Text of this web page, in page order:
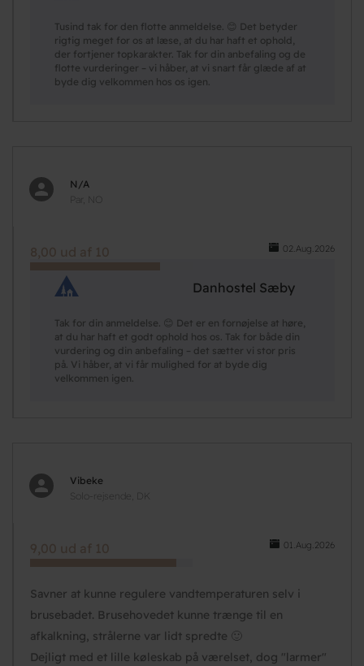
Tusind tak for den flotte anmeldelse. 😊 Det betyder
rigtig meget for os at læse, at du har haft et ophold,
der fortjener topkarakter. Tak for din anbefaling og de
flotte vurderinger – vi håber, at vi snart får glæde af at
byde dig velkommen hos os igen.
N/A
Par, NO
02.Aug.2026
8,00 ud af 10
Danhostel Sæby
Tak for din anmeldelse. 😊 Det er en fornøjelse at høre,
at du har haft et godt ophold hos os. Tak for både din
vurdering og din anbefaling – det sætter vi stor pris
på. Vi håber, at vi får mulighed for at byde dig
velkommen igen.
Vibeke
Solo-rejsende, DK
01.Aug.2026
9,00 ud af 10
Savner at kunne regulere vandtemperaturen selv i
brusebadet. Brusehovedet kunne trænge til en
afkalkning, strålerne var lidt spredte 🙂
Dejligt med et lille køleskab på værelset, dog "larmer"